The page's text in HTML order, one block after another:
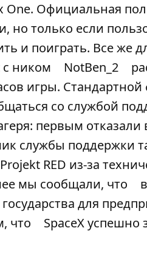
One. Официальная
только если
и поиграть. Все же
с ником
NotBen_2
игры.
со службой
первым отказали
службы поддержки
RED из-за
мы сообщали, что
для
что
SpaceX успешно